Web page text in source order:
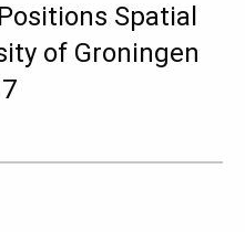
Spatial
of Groningen